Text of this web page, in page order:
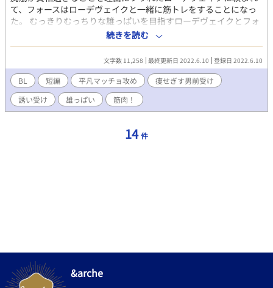
励みとなっております (第1話は、ノベマ！さんの青春BLコンテス
ト超短編部門を予選通過させていただきました。第2話以降は新し
く書いたおはなしです)
て、フォースはローデヴェイクと一緒に筋トレをすることになっ
た。 むっきりむっちりな雄っぱいを目指すローデヴェイクとフォ
ースの筋肉にまつわるちょっとしたお話。 平凡マッチョ✕痩せぎ
す男前。 ※三時間タイムトライアル、お題「雄っぱい！！」とい
うことでトライしてみました。あんまり雄っぱいしていない気も
しますけど、楽しかったので無問題です！ ※ムーンライトノベル
ズさんでも公開しております。
続きを読む
文字数 11,258 最終更新日 2022.6.10 登録日 2022.6.10
BL 短編 平凡マッチョ攻め
痩せぎす男前受け
誘い受け
雄っぱい 筋肉！
14 件
&arche